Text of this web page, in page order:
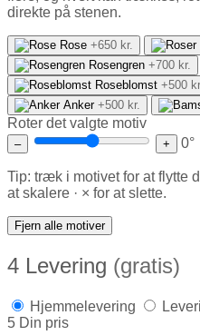
direkte på stenen.
Rose +650 kr.
Rosengren +700 kr.
Roseblomst +500
Anker +500 kr.
Roter det valgte motiv
– + 0°
Tip: træk i motivet for at flytte
at skalere · × for at slette.
Fjern alle motiver
4 Levering (gratis)
Hjemmelevering
5 Din pris